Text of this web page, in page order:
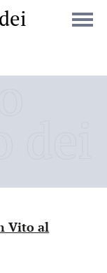
dei
Vito al